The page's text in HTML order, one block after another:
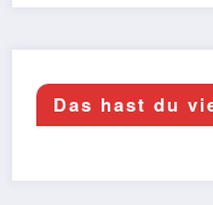
Das hast du